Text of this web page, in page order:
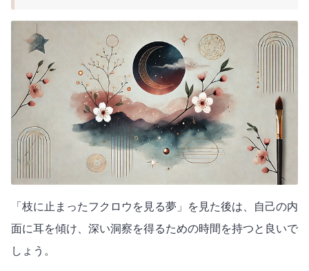
「枝に止まったフクロウを見る夢」を見た後は、自己の内
面に耳を傾け、深い洞察を得るための時間を持つと良いで
しょう。